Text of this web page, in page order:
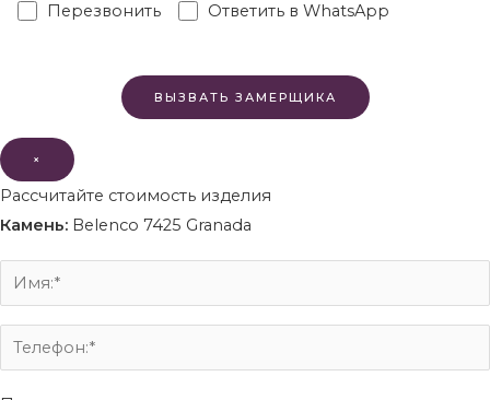
Перезвонить Ответить в WhatsApp
×
Рассчитайте стоимость изделия
Камень: Belenco 7425 Granada